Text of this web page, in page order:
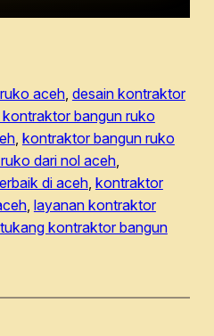
aceh, desain kontraktor
kontraktor bangun ruko
, kontraktor bangun ruko
dari nol aceh
di aceh, kontraktor
, layanan kontraktor
tukang kontraktor bangun